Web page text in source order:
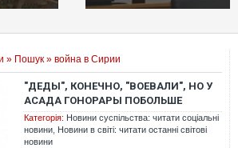
» Пошук » война в Сирии
"ДЕДЫ", КОНЕЧНО, "ВОЕВАЛИ", НО У
АСАДА ГОНОРАРЫ ПОБОЛЬШЕ
Категорія: Новини суспільства: читати соціальні
новини Новини в світі: читати останні світові
новини